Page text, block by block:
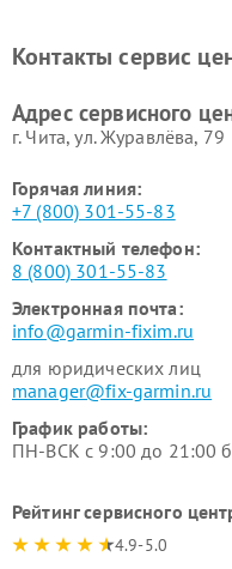
Контакты сервис
Адрес сервисного
г. Чита, ул. Журавлёва, 79
Горячая линия:
+7 (800) 301-55-83
Контактный телефон:
8 (800) 301-55-83
Электронная почта:
info@garmin-fixim.ru
для юридических лиц
manager@fix-garmin.ru
График работы:
ПН-ВСК с 9:00 до 21:00
Рейтинг сервисного
4.9-5.0